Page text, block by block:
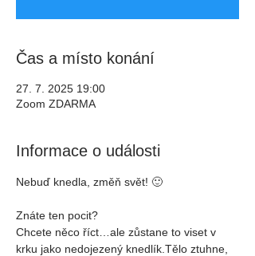
Čas a místo konání
27. 7. 2025 19:00
Zoom ZDARMA
Informace o události
Nebuď knedla, změň svět! 🙂
Znáte ten pocit?
Chcete něco říct…ale zůstane to viset v
krku jako nedojezený knedlík.Tělo ztuhne,